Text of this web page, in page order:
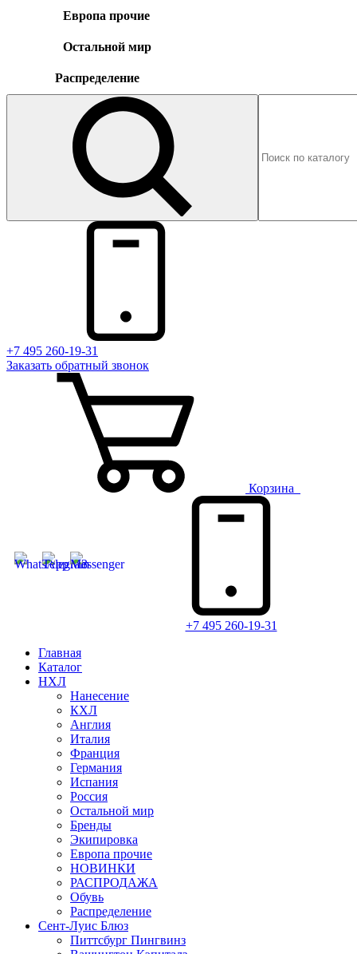
Европа прочие
Остальной мир
Распределение
+7 495 260-19-31
Заказать обратный звонок
Корзина
+7 495 260-19-31
Главная
Каталог
НХЛ
Нанесение
КХЛ
Англия
Италия
Франция
Германия
Испания
Россия
Остальной мир
Бренды
Экипировка
Европа прочие
НОВИНКИ
РАСПРОДАЖА
Обувь
Распределение
Сент-Луис Блюз
Питтсбург Пингвинз